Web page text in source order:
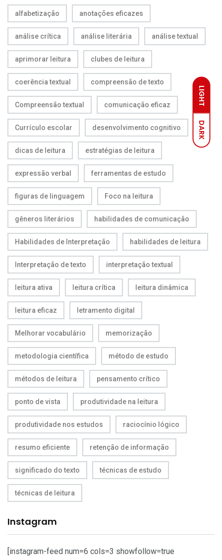
LIGHT
DARK
alfabetização anotações eficazes
análise crítica análise literária análise textual
aprimorar leitura clubes de leitura
coerência textual compreensão de texto
Compreensão textual comunicação eficaz
Currículo escolar desenvolvimento cognitivo
dicas de leitura estratégias de leitura
expressão verbal ferramentas de estudo
figuras de linguagem Foco na leitura
gêneros literários habilidades de comunicação
Habilidades de Interpretação habilidades de leitura
Interpretação de texto interpretação textual
leitura ativa leitura crítica leitura dinâmica
leitura eficaz letramento digital
Melhorar vocabulário memorização
metodologia científica método de estudo
métodos de leitura pensamento crítico
ponto de vista produtividade na leitura
produtividade nos estudos raciocínio lógico
resumo eficiente retenção de informação
significado do texto técnicas de estudo
técnicas de leitura
Instagram
[instagram-feed num=6 cols=3 showfollow=true